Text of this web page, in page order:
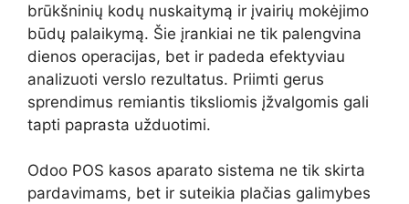
brūkšninių kodų nuskaitymą ir įvairių mokėjimo
būdų palaikymą. Šie įrankiai ne tik palengvina
dienos operacijas, bet ir padeda efektyviau
analizuoti verslo rezultatus. Priimti gerus
sprendimus remiantis tiksliomis įžvalgomis gali
tapti paprasta užduotimi.
Odoo POS kasos aparato sistema ne tik skirta
pardavimams, bet ir suteikia plačias galimybes